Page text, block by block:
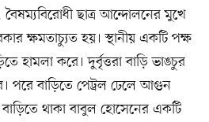
বৈষম্যবিরোধী ছাত্র আন্দোলনের মুখে
ক্ষমতাচ্যুত হয়। স্থানীয় একটি পক্ষ
হামলা করে। দুর্বৃত্তরা বাড়ি ভাঙচুর
পরে বাড়িতে পেট্রল ঢেলে আগুন
থাকা বাবুল হোসেনের একটি